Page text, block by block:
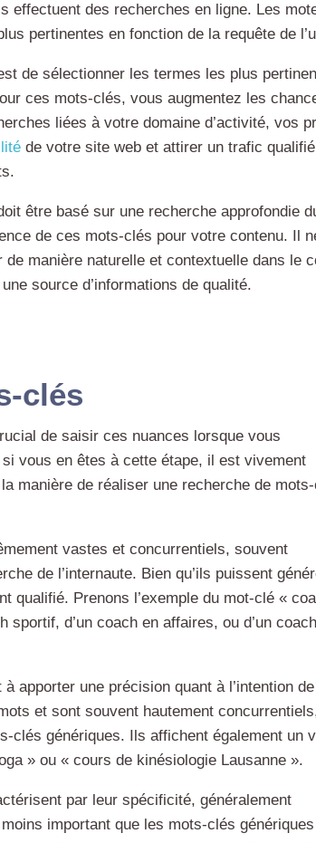
effectuent des recherches en ligne. Les
pertinentes en fonction de la requête de
de sélectionner les termes les plus
ces mots-clés, vous augmentez les
liées à votre domaine d’activité, vos
de votre site web et attirer un trafic
être basé sur une recherche approfondie
de ces mots-clés pour votre contenu. Il
manière naturelle et contextuelle dans le
source d’informations de qualité.
clés
de saisir ces nuances lorsque vous
vous en êtes à cette étape, il est vivement
manière de réaliser une recherche de
vastes et concurrentiels, souvent
de l’internaute. Bien qu’ils puissent
qualifié. Prenons l’exemple du mot-clé «
sportif, d’un coach en affaires, ou d’un
apporter une précision quant à l’intention de
et sont souvent hautement
clés génériques. Ils affichent également un
» ou « cours de kinésiologie Lausanne ».
par leur spécificité, généralement
important que les mots-clés